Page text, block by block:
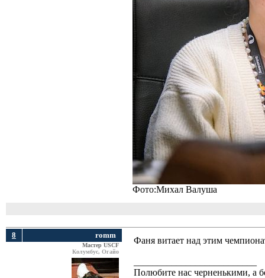
Фото:Михал Валуша
8 romm
Мастер USCF
Колумбус, Огайо
Фаня витает над этим
Полюбите нас черненькими, а